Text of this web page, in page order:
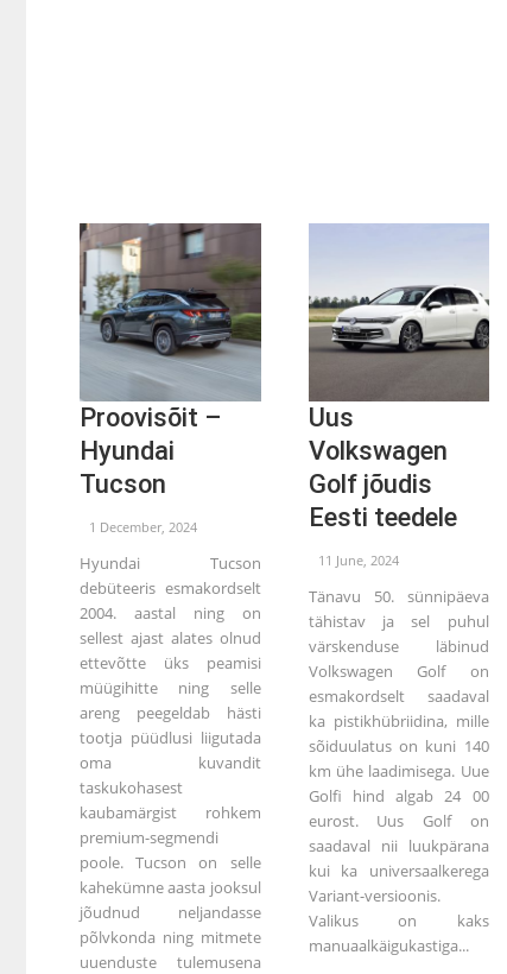
Proovisõit –
Hyundai
Tucson
1 December, 2024
Hyundai Tucson
debüteeris esmakordselt
2004. aastal ning on
sellest ajast alates olnud
ettevõtte üks peamisi
müügihitte ning selle
areng peegeldab hästi
tootja püüdlusi liigutada
oma kuvandit
taskukohasest
kaubamärgist rohkem
premium-segmendi
poole. Tucson on selle
kahekümne aasta jooksul
jõudnud neljandasse
põlvkonda ning mitmete
uuenduste tulemusena
Uus
Volkswagen
Golf jõudis
Eesti teedele
11 June, 2024
Tänavu 50. sünnipäeva
tähistav ja sel puhul
värskenduse läbinud
Volkswagen Golf on
esmakordselt saadaval
ka pistikhübriidina, mille
sõiduulatus on kuni 140
km ühe laadimisega. Uue
Golfi hind algab 24 00
eurost. Uus Golf on
saadaval nii luukpärana
kui ka universaalkerega
Variant-versioonis.
Valikus on kaks
manuaalkäigukastiga...